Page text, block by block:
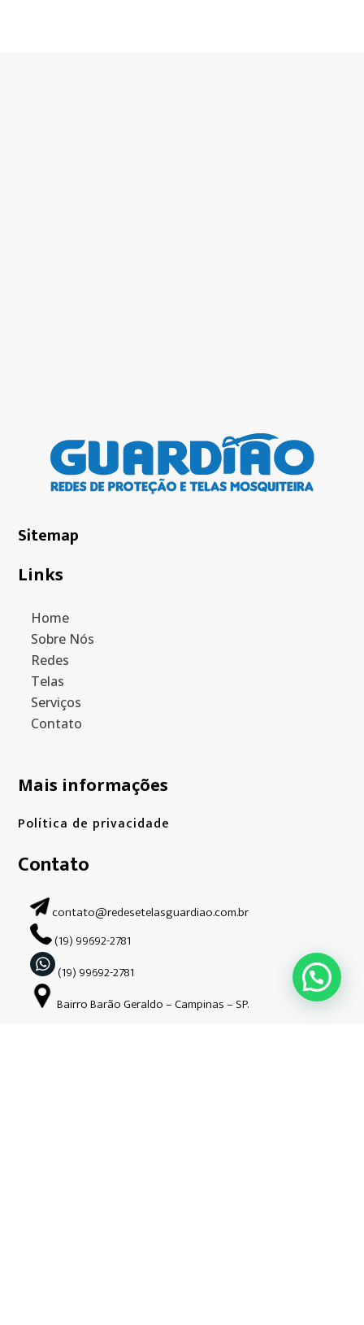
Sitemap
Links
Home
Sobre Nós
Redes
Telas
Serviços
Contato
Mais informações
Política de privacidade
Contato
contato@redesetelasguardiao.com.br
(19) 99692-2781
(19) 99692-2781
Bairro Barão Geraldo – Campinas – SP.